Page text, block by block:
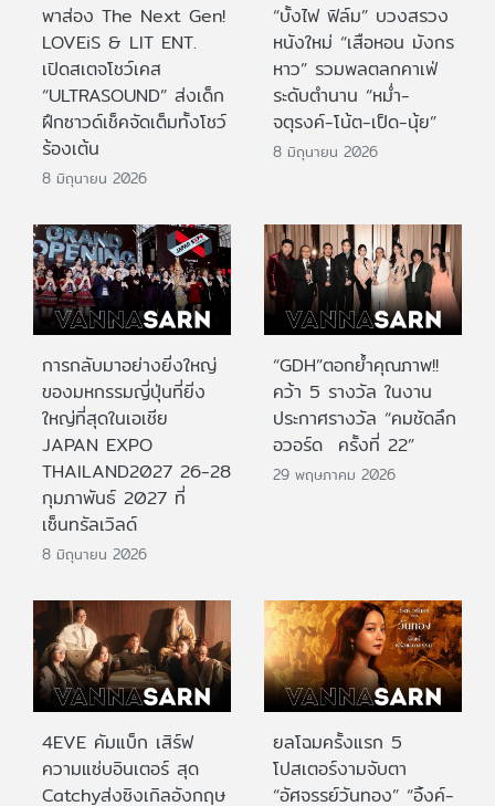
พาส่อง The Next Gen!
LOVEiS & LIT ENT.
เปิดสเตจโชว์เคส
“ULTRASOUND” ส่งเด็ก
ฝึกซาวด์เช็คจัดเต็มทั้งโชว์
ร้องเต้น
8 มิถุนายน 2026
“บั้งไฟ ฟิล์ม” บวงสรวง
หนังใหม่ “เสือหอน มังกร
หาว” รวมพลตลกคาเฟ่
ระดับตำนาน “หม่ำ-
จตุรงค์-โน้ต-เป็ด-นุ้ย”
8 มิถุนายน 2026
การกลับมาอย่างยิ่งใหญ่
ของมหกรรมญี่ปุ่นที่ยิ่ง
ใหญ่ที่สุดในเอเชีย
JAPAN EXPO
THAILAND2027 26-28
กุมภาพันธ์ 2027 ที่
เซ็นทรัลเวิลด์
8 มิถุนายน 2026
“GDH”ตอกย้ำคุณภาพ!!
คว้า 5 รางวัล ในงาน
ประกาศรางวัล “คมชัดลึก
อวอร์ด ครั้งที่ 22”
29 พฤษภาคม 2026
4EVE คัมแบ็ก เสิร์ฟ
ความแซ่บอินเตอร์ สุด
Catchyส่งซิงเกิลอังกฤษ
ยลโฉมครั้งแรก 5
โปสเตอร์งามจับตา
“อัศจรรย์วันทอง” “อิ้งค์-